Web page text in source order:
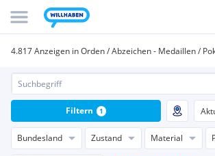
4.817 Anzeigen in Orden / Abzeichen - Medaillen /
Bundesland Zustand Material
Filtern 1